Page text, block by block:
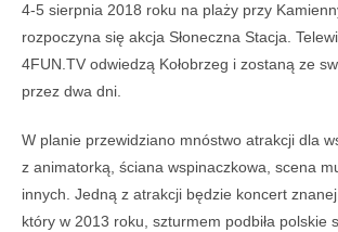
4-5 sierpnia 2018 roku na plaży przy
rozpoczyna się akcja Słoneczna Stacja.
4FUN.TV odwiedzą Kołobrzeg i zostaną ze
przez dwa dni.
W planie przewidziano mnóstwo atrakcji dla
z animatorką, ściana wspinaczkowa, scena
innych. Jedną z atrakcji będzie koncert
który w 2013 roku, szturmem podbiła polskie